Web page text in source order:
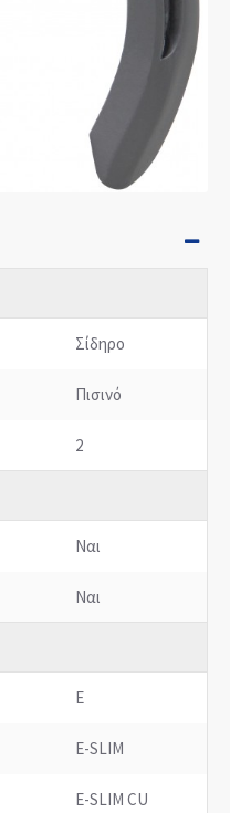
Σίδηρο
Πισινό
2
Ναι
Ναι
E
E-SLIM
E-SLIM CU